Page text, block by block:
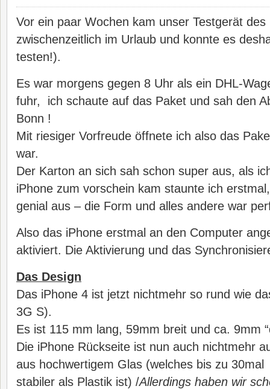
Vor ein paar Wochen kam unser Testgerät
zwischenzeitlich im Urlaub und konnte es
testen!).
Es war morgens gegen 8 Uhr als ein DHL-
fuhr, ich schaute auf das Paket und sah den
Bonn !
Mit riesiger Vorfreude öffnete ich also das
war.
Der Karton an sich sah schon super aus, als
iPhone zum vorschein kam staunte ich
genial aus – die Form und alles andere war
Also das iPhone erstmal an den Computer
aktiviert. Die Aktivierung und das
Das Design
Das iPhone 4 ist jetzt nichtmehr so rund wie
3G S).
Es ist 115 mm lang, 59mm breit und ca. 9mm
Die iPhone Rückseite ist nun auch nichtmehr
aus hochwertigem Glas (welches bis zu 30mal
stabiler als Plastik ist) /Allerdings haben wir